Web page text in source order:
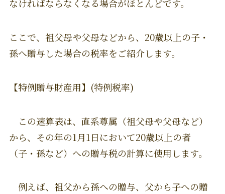
なければならなくなる場合がほとんどです。
ここで、祖父母や父母などから、20歳以上の子・
孫へ贈与した場合の税率をご紹介します。
【特例贈与財産用】(特例税率)
この速算表は、直系尊属（祖父母や父母など）
から、その年の1月1日において20歳以上の者
（子・孫など）への贈与税の計算に使用します。
例えば、祖父から孫への贈与、父から子への贈